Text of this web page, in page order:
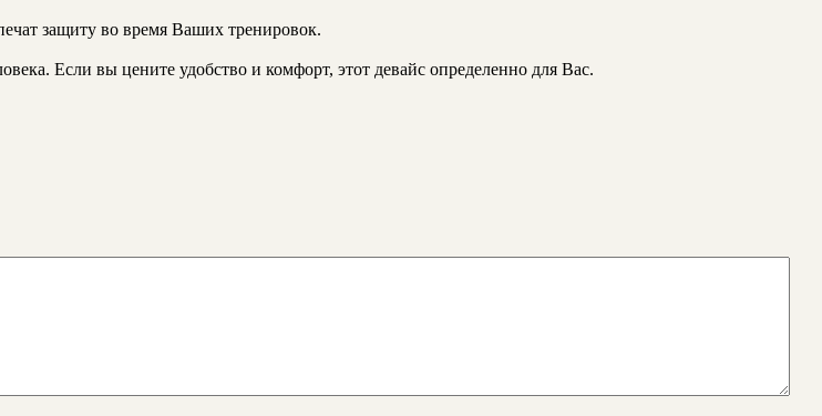
защиту во время Ваших тренировок.
Если вы цените удобство и комфорт, этот девайс определенно для Вас.